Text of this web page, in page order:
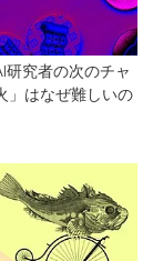
研究者の次のチャ
」はなぜ難しいの